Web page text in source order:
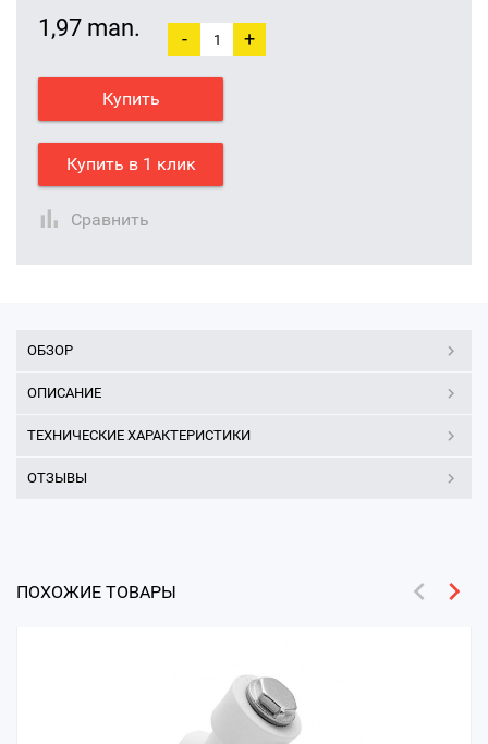
1,97 man. - +
Купить
Купить в 1 клик
Сравнить
ОБЗОР
ОПИСАНИЕ
ТЕХНИЧЕСКИЕ ХАРАКТЕРИСТИКИ
ОТЗЫВЫ
ПОХОЖИЕ ТОВАРЫ